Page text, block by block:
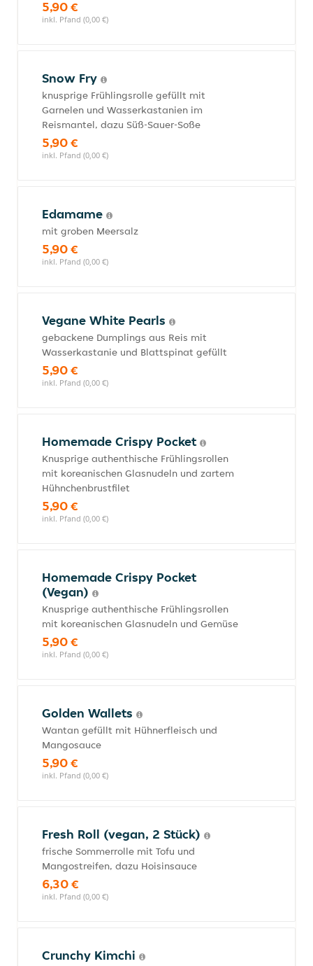
5,90 €
inkl. Pfand (0,00 €)
Snow Fry
knusprige Frühlingsrolle gefüllt mit
Garnelen und Wasserkastanien im
Reismantel, dazu Süß-Sauer-Soße
5,90 €
inkl. Pfand (0,00 €)
Edamame
mit groben Meersalz
5,90 €
inkl. Pfand (0,00 €)
Vegane White Pearls
gebackene Dumplings aus Reis mit
Wasserkastanie und Blattspinat gefüllt
5,90 €
inkl. Pfand (0,00 €)
Homemade Crispy Pocket
Knusprige authenthische Frühlingsrollen
mit koreanischen Glasnudeln und zartem
Hühnchenbrustfilet
5,90 €
inkl. Pfand (0,00 €)
Homemade Crispy Pocket
(Vegan)
Knusprige authenthische Frühlingsrollen
mit koreanischen Glasnudeln und Gemüse
5,90 €
inkl. Pfand (0,00 €)
Golden Wallets
Wantan gefüllt mit Hühnerfleisch und
Mangosauce
5,90 €
inkl. Pfand (0,00 €)
Fresh Roll (vegan, 2 Stück)
frische Sommerrolle mit Tofu und
Mangostreifen, dazu Hoisinsauce
6,30 €
inkl. Pfand (0,00 €)
Crunchy Kimchi